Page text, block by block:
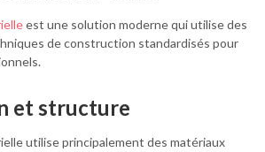
est une solution moderne qui utilise des
de construction standardisés pour
et structure
utilise principalement des matériaux